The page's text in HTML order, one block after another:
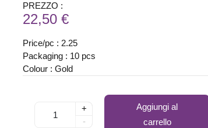
PREZZO :
22,50 €
Price/pc : 2.25
Packaging : 10 pcs
Colour : Gold
+
-
Aggiungi al
carrello